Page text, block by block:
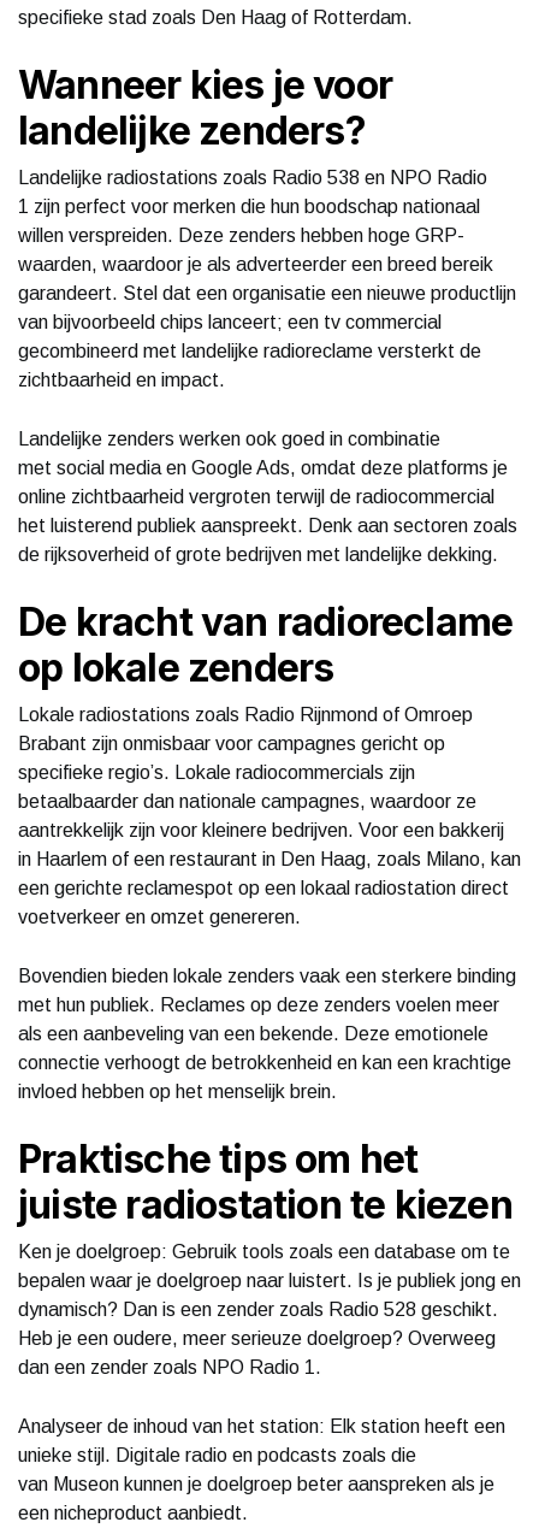
specifieke stad zoals Den Haag of Rotterdam.
Wanneer kies je voor
landelijke zenders?
Landelijke radiostations zoals Radio 538 en NPO Radio
1 zijn perfect voor merken die hun boodschap nationaal
willen verspreiden. Deze zenders hebben hoge GRP-
waarden, waardoor je als adverteerder een breed bereik
garandeert. Stel dat een organisatie een nieuwe productlijn
van bijvoorbeeld chips lanceert; een tv commercial
gecombineerd met landelijke radioreclame versterkt de
zichtbaarheid en impact.
Landelijke zenders werken ook goed in combinatie
met social media en Google Ads, omdat deze platforms je
online zichtbaarheid vergroten terwijl de radiocommercial
het luisterend publiek aanspreekt. Denk aan sectoren zoals
de rijksoverheid of grote bedrijven met landelijke dekking.
De kracht van radioreclame
op lokale zenders
Lokale radiostations zoals Radio Rijnmond of Omroep
Brabant zijn onmisbaar voor campagnes gericht op
specifieke regio’s. Lokale radiocommercials zijn
betaalbaarder dan nationale campagnes, waardoor ze
aantrekkelijk zijn voor kleinere bedrijven. Voor een bakkerij
in Haarlem of een restaurant in Den Haag, zoals Milano, kan
een gerichte reclamespot op een lokaal radiostation direct
voetverkeer en omzet genereren.
Bovendien bieden lokale zenders vaak een sterkere binding
met hun publiek. Reclames op deze zenders voelen meer
als een aanbeveling van een bekende. Deze emotionele
connectie verhoogt de betrokkenheid en kan een krachtige
invloed hebben op het menselijk brein.
Praktische tips om het
juiste radiostation te kiezen
Ken je doelgroep: Gebruik tools zoals een database om te
bepalen waar je doelgroep naar luistert. Is je publiek jong en
dynamisch? Dan is een zender zoals Radio 528 geschikt.
Heb je een oudere, meer serieuze doelgroep? Overweeg
dan een zender zoals NPO Radio 1.
Analyseer de inhoud van het station: Elk station heeft een
unieke stijl. Digitale radio en podcasts zoals die
van Museon kunnen je doelgroep beter aanspreken als je
een nicheproduct aanbiedt.